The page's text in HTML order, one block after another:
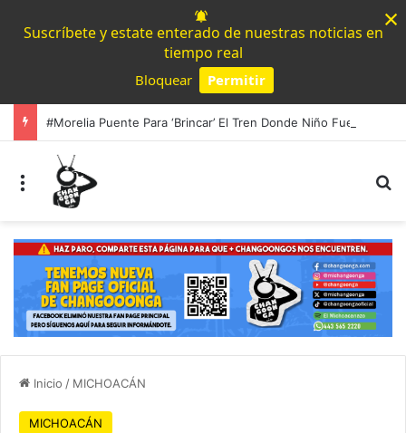
Suscríbete y estate enterado de nuestras noticias en
tiempo real
Bloquear Permitir
×
Menú
Inicio / MICHOACÁN
MICHOACÁN